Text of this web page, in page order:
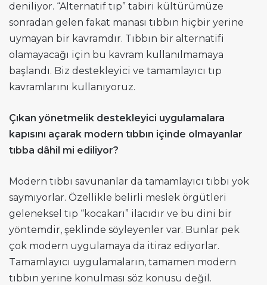
deniliyor. “Alternatif tıp” tabiri kültürümüze
sonradan gelen fakat manası tıbbın hiçbir yerine
uymayan bir kavramdır. Tıbbın bir alternatifi
olamayacağı için bu kavram kullanılmamaya
başlandı. Biz destekleyici ve tamamlayıcı tıp
kavramlarını kullanıyoruz.
Çıkan yönetmelik destekleyici uygulamalara
kapısını açarak modern tıbbın içinde olmayanlar
tıbba dâhil mi ediliyor?
Modern tıbbı savunanlar da tamamlayıcı tıbbı yok
saymıyorlar. Özellikle belirli meslek örgütleri
geleneksel tıp “kocakarı” ilacıdır ve bu dini bir
yöntemdir, şeklinde söyleyenler var. Bunlar pek
çok modern uygulamaya da itiraz ediyorlar.
Tamamlayıcı uygulamaların, tamamen modern
tıbbın yerine konulması söz konusu değil.